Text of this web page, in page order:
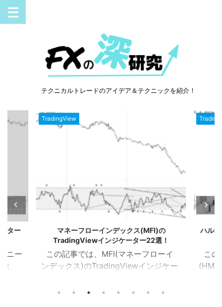
テクニカルトレードのアイデア＆テクニックを紹介！
ター
ニー
TradingView
2023/5/8
マネーフローインデックス(MFI)の
TradingViewインジケーター22選！
この記事では、MFI(マネーフローイ
ンデックス)のTradingViewインジケー
フローインデックス MFIカラー マネー
ハル
この